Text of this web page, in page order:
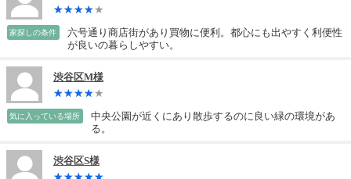
家探しの条件
六号通り商店街があり買物に便利。都心にも出やすく利便性
が良いの暮らしやすい。
渋谷区M様
気に入っている場所
中央公園が近くにあり散歩するのに良い緑の環境があ
る。
渋谷区S様